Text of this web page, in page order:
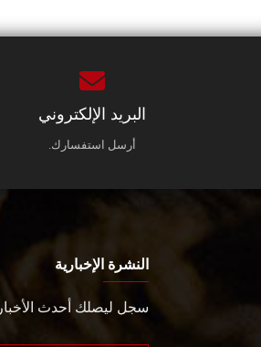
البريد الإلكتروني
أرسل استفسارك.
النشرة الإخبارية
سجل ليصلك أحدث الأخبار